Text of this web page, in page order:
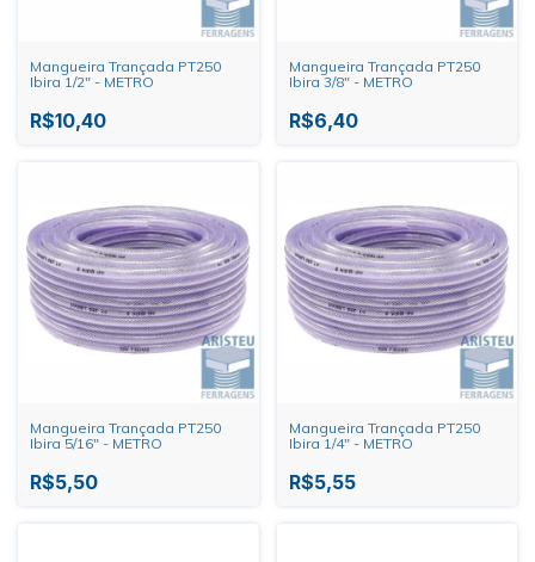
Mangueira Trançada PT250
Ibira 1/2" - METRO
R$10,40
Mangueira Trançada PT250
Ibira 3/8" - METRO
R$6,40
Mangueira Trançada PT250
Ibira 5/16" - METRO
R$5,50
Mangueira Trançada PT250
Ibira 1/4" - METRO
R$5,55